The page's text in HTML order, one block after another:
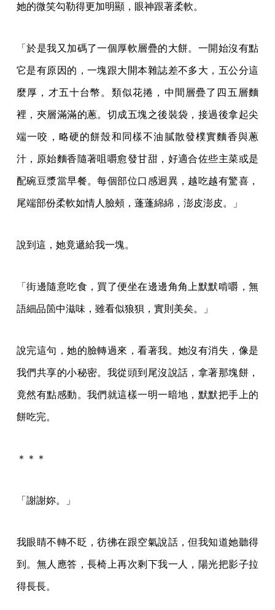
她的微笑勾勒得更加明顯，眼神跟著柔軟。
「於是我又加碼了一個厚軟層疊的大餅。一開始沒有點
它是有原因的，一塊跟大開本雜誌差不多大，五公分這
麼厚，才五十台幣。類似花捲，中間層疊了四五層麵
裡，夾層滿滿的蔥。切成五塊之後裝袋，接過後拿起尖
端一咬，略硬的餅殼和同樣不油膩散發樸實麵香與蔥
汁，原始麵香隨著咀嚼愈發甘甜，好適合佐些主菜或是
配碗豆漿當早餐。每個部位口感迥異，越吃越有驚喜，
尾端部份柔軟如情人臉頰，蓬蓬綿綿，澎皮澎皮。」
說到這，她竟遞給我一塊。
「街邊隨意吃食，買了便坐在邊邊角角上默默啃嚼，無
語細品箇中滋味，雖看似狼狽，實則美矣。」
說完這句，她的臉轉過來，看著我。她沒有消失，像是
我們共享的小秘密。我從頭到尾沒說話，拿著那塊餅，
竟然有點感動。我們就這樣一明一暗地，默默把手上的
餅吃完。
＊＊＊
「謝謝妳。」
我眼睛不轉不眨，彷彿在跟空氣說話，但我知道她聽得
到。無人應答，長椅上再次剩下我一人，陽光把影子拉
得長長。